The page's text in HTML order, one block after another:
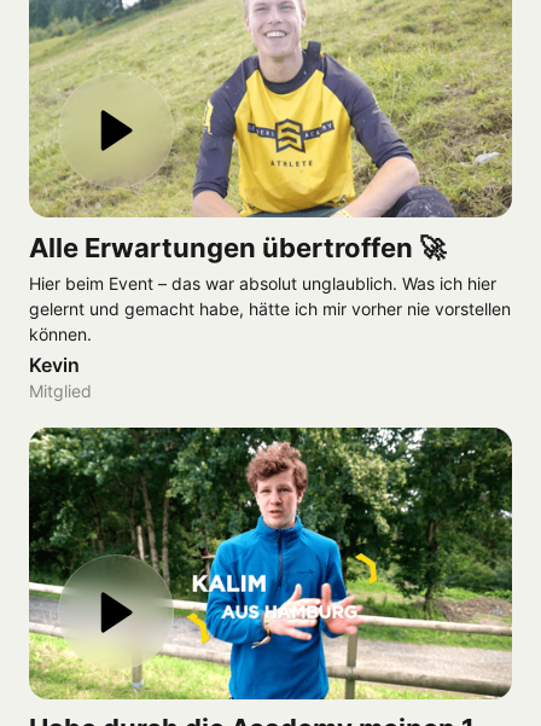
Alle Erwartungen übertroffen 🚀
Hier beim Event – das war absolut unglaublich. Was ich hier
gelernt und gemacht habe, hätte ich mir vorher nie vorstellen
können.
Kevin
Mitglied